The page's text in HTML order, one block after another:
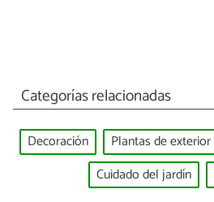
Categorías relacionadas
Decoración Plantas de exterior
Cuidado del jardín